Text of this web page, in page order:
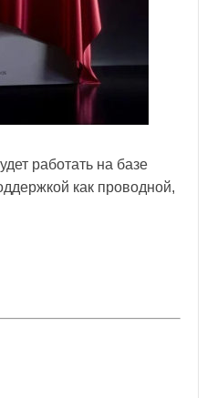
работать на базе
как проводной,